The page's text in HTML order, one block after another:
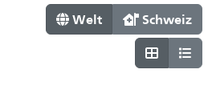
Welt Schweiz